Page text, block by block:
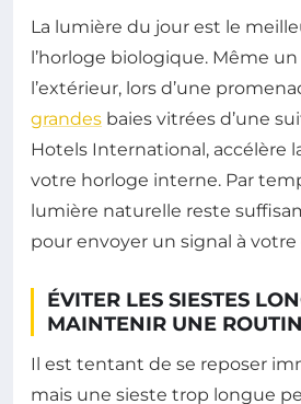
La lumière du jour est le
l’horloge biologique. Même
l’extérieur, lors d’une
grandes baies vitrées d’une
Hotels International, accélère
votre horloge interne. Par
lumière naturelle reste
pour envoyer un signal à votre
ÉVITER LES SIESTES
MAINTENIR UNE
Il est tentant de se reposer
mais une sieste trop longue